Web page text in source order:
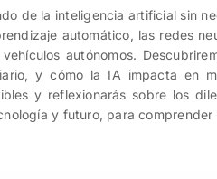
de la inteligencia artificial sin
automático, las redes
autónomos.
y cómo la IA impacta en
y reflexionarás sobre los
y futuro, para comprender